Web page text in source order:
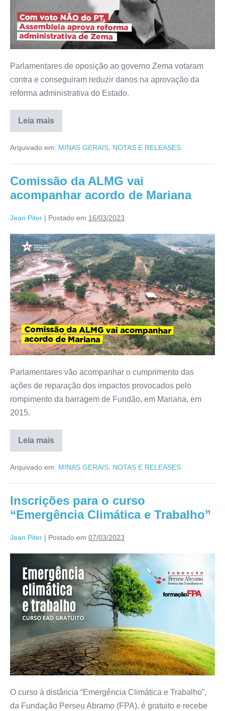
Parlamentares de oposição ao governo Zema votaram
contra e conseguiram reduzir danos na aprovação da
reforma administrativa do Estado.
Leia mais
Arquivado em: MINAS GERAIS NOTAS E RELEASES
Comissão da ALMG vai
acompanhar acordo de Mariana
Jean Piter | Postado em 16/03/2023
Parlamentares vão acompanhar o cumprimento das
ações de reparação dos impactos provocados pelo
rompimento da barragem de Fundão, em Mariana, em
2015.
Leia mais
Arquivado em: MINAS GERAIS, NOTAS E RELEASES
Inscrições para o curso
“Emergência Climática e Trabalho”
Jean Piter | Postado em 07/03/2023
O curso à distância “Emergência Climática e Trabalho”,
da Fundação Perseu Abramo (FPA), é gratuito e recebe